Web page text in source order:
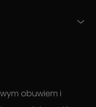
obuwiem i